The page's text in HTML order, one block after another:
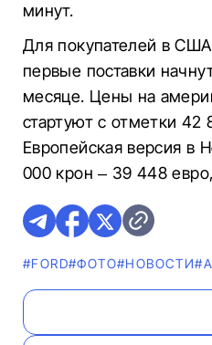
минут.
Для покупателей в
первые поставки
месяце. Цены на
стартуют с отметки 42
Европейская версия в
000 крон – 39 448
#FORD#ФОТО#НОВОСТИ